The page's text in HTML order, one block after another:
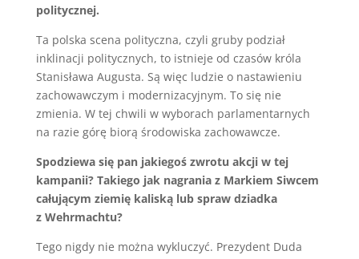
politycznej.
Ta polska scena polityczna, czyli gruby podział
inklinacji politycznych, to istnieje od czasów króla
Stanisława Augusta. Są więc ludzie o nastawieniu
zachowawczym i modernizacyjnym. To się nie
zmienia. W tej chwili w wyborach parlamentarnych
na razie górę biorą środowiska zachowawcze.
Spodziewa się pan jakiegoś zwrotu akcji w tej
kampanii? Takiego jak nagrania z Markiem Siwcem
całującym ziemię kaliską lub spraw dziadka
z Wehrmachtu?
Tego nigdy nie można wykluczyć. Prezydent Duda